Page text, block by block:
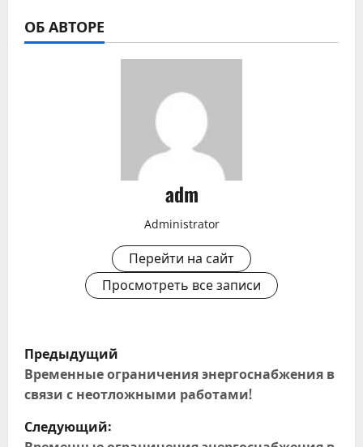
ОБ АВТОРЕ
adm
Administrator
Перейти на сайт
Просмотреть все записи
Н
а
в
Предыдущий
Временные ограничения энергоснабжения в
связи с неотложными работами!
Следующий: